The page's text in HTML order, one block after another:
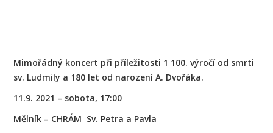
Mimořádný koncert při příležitosti 1 100. výročí od smrti
sv. Ludmily a 180 let od narození A. Dvořáka.
11.9. 2021 – sobota, 17:00
Mělník – CHRÁM Sv. Petra a Pavla